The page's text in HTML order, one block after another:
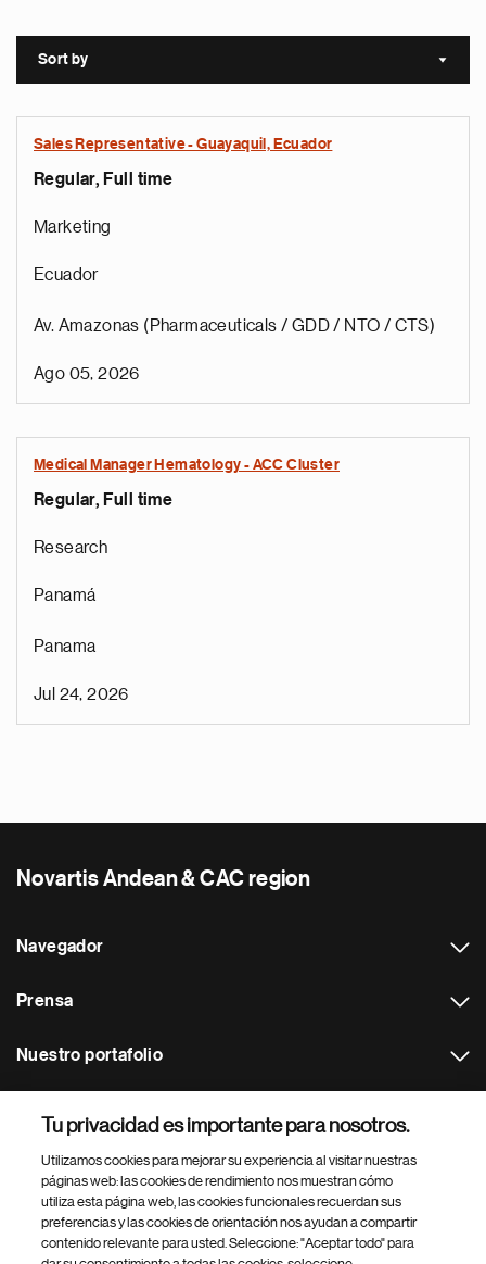
Sort by Sort
Sales Representative - Guayaquil, Ecuador
Regular, Full time
Marketing
Ecuador
Av. Amazonas (Pharmaceuticals / GDD / NTO / CTS)
Ago 05, 2026
Medical Manager Hematology - ACC Cluster
Regular, Full time
Research
Panamá
Panama
Jul 24, 2026
Novartis Andean & CAC region
Navegador
Prensa
Nuestro portafolio
Footer Site Search
Tu privacidad es importante para nosotros.
Utilizamos cookies para mejorar su experiencia al visitar nuestras
páginas web: las cookies de rendimiento nos muestran cómo
utiliza esta página web, las cookies funcionales recuerdan sus
preferencias y las cookies de orientación nos ayudan a compartir
contenido relevante para usted. Seleccione: "Aceptar todo" para